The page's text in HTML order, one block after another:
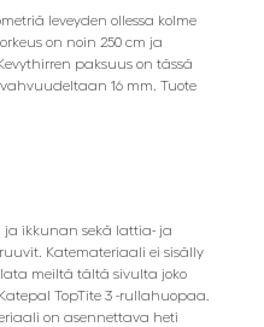
leveyden ollessa kolme
on noin 250 cm ja
paksuus on tässä
16 mm. Tuote
ja ikkunan sekä lattia- ja
Katemateriaali ei sisälly
meiltä tältä sivulta joko
TopTite 3 -rullahuopaa.
on asennettava heti